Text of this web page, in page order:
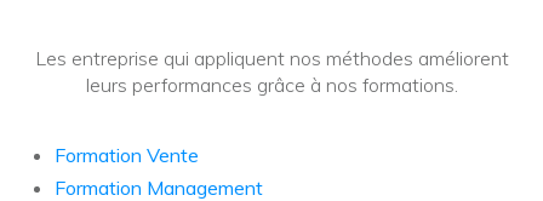
Les entreprise qui appliquent nos méthodes améliorent
leurs performances grâce à nos formations.
Formation Vente
Formation Management